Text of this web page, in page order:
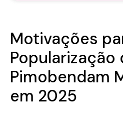
Motivações
Popularização
Pimobendam
em 2025